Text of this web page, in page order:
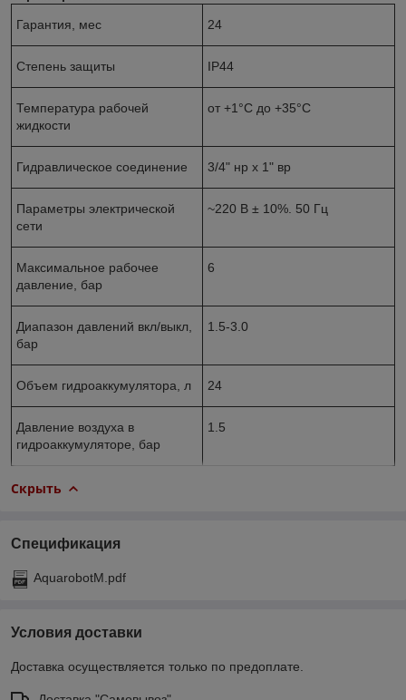
Гарантия, мес 24
Степень защиты IP44
Температура рабочей
жидкости
от +1°C до +35°C
Гидравлическое соединение 3/4" нр х 1" вр
Параметры электрической
сети
~220 В ± 10%. 50 Гц
Максимальное рабочее
давление, бар
6
Диапазон давлений вкл/выкл,
бар
1.5-3.0
Объем гидроаккумулятора, л 24
Давление воздуха в
гидроаккумуляторе, бар
1.5
Скрыть
Спецификация
AquarobotM.pdf
Условия доставки
Доставка осуществляется только по предоплате.